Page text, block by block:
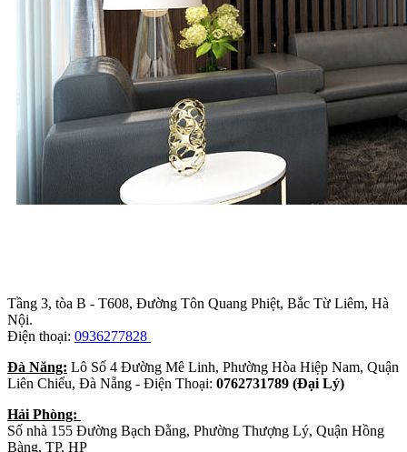
Tầng 3, tòa B - T608, Đường Tôn Quang Phiệt, Bắc Từ Liêm, Hà
Nội.
Điện thoại: 0936277828
Đà Năng: Lô Số 4 Đường Mê Linh, Phường Hòa Hiệp Nam, Quận
Liên Chiểu, Đà Nẵng - Điện Thoại: 0762731789 (Đại Lý)
Hải Phòng:
Số nhà 155 Đường Bạch Đằng, Phường Thượng Lý, Quận Hồng
Bàng, TP. HP